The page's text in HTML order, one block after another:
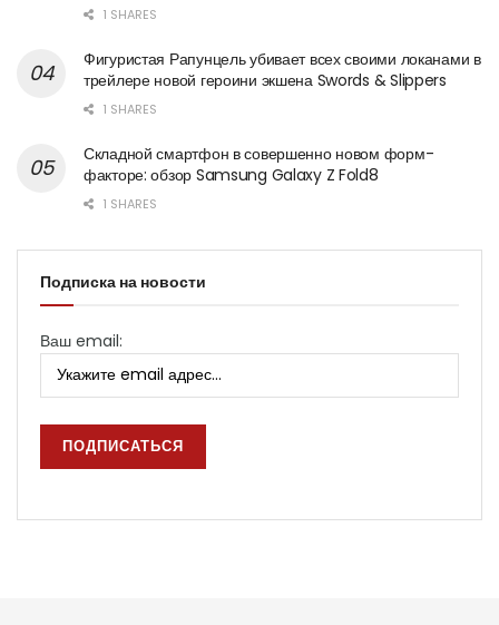
1 SHARES
Фигуристая Рапунцель убивает всех своими локанами в
трейлере новой героини экшена Swords & Slippers
1 SHARES
Складной смартфон в совершенно новом форм-
факторе: обзор Samsung Galaxy Z Fold8
1 SHARES
Подписка на новости
Ваш email: